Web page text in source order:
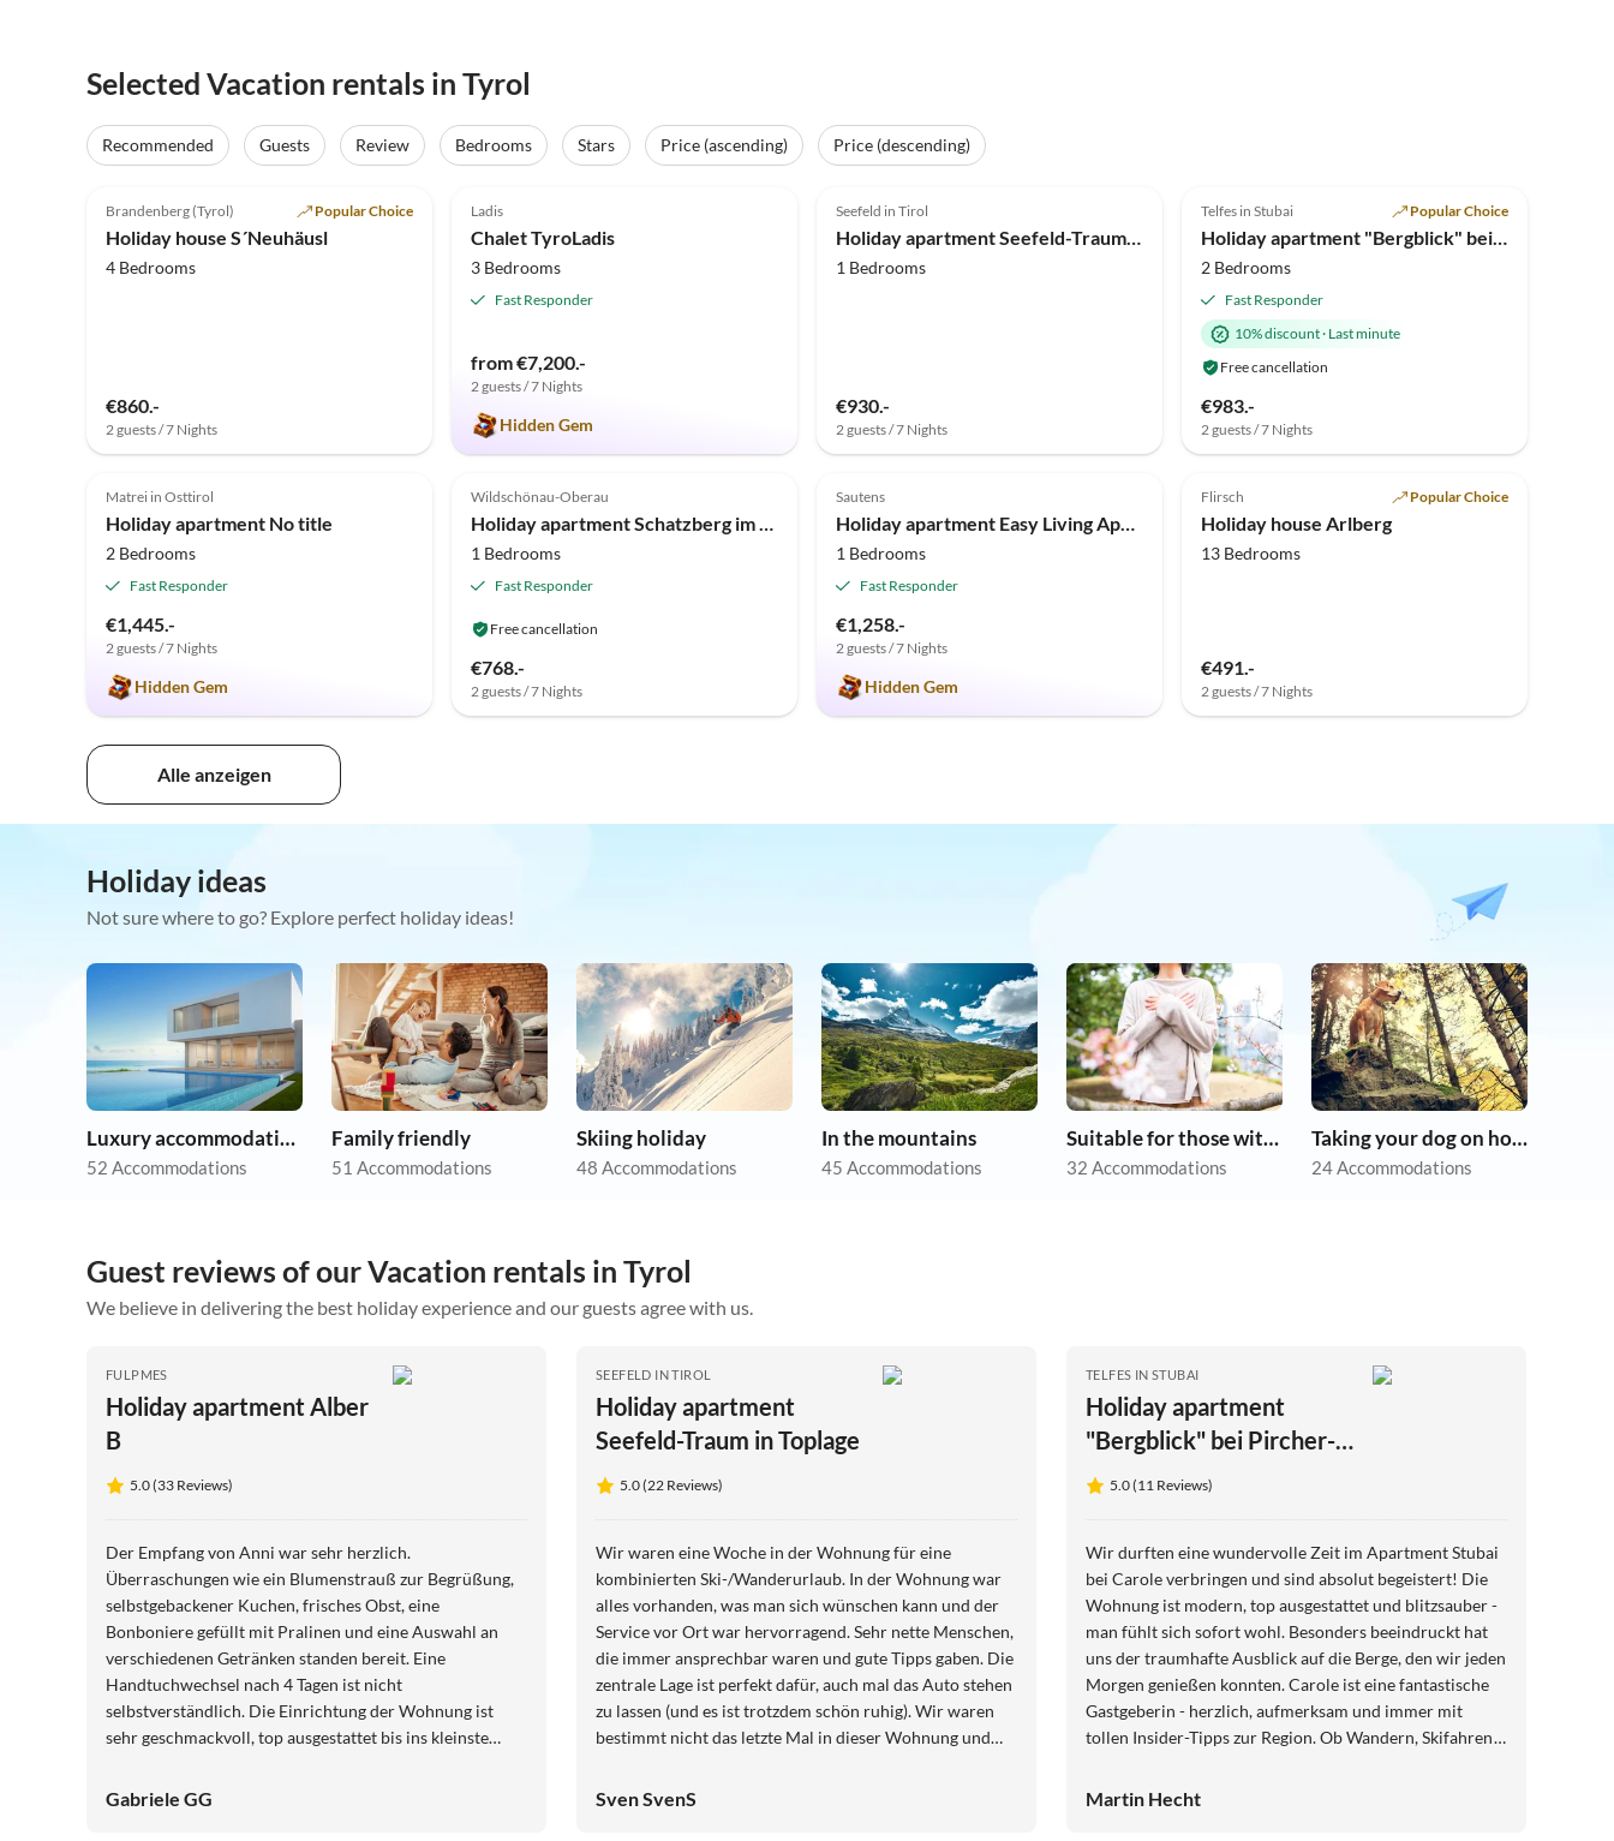
Selected Vacation rentals in Tyrol
Recommended Guests Review Bedrooms Stars Price (ascending)
Price (descending)
Brandenberg (Tyrol) Popular Choice
Holiday house S´Neuhäusl
4 Bedrooms
€860.-
2 guests / 7 Nights
Top-Listing
Ladis
Chalet TyroLadis
3 Bedrooms
Fast Responder
from €7,200.-
2 guests / 7 Nights
Hidden Gem
Seefeld in Tirol
Holiday apartment Seefeld-Traum in Toplage
1 Bedrooms
€930.-
2 guests / 7 Nights
Telfes in Stubai Popular Choice
Holiday apartment "Bergblick" bei Pircher-Maes
2 Bedrooms
Fast Responder
10% discount· Last minute
Free cancellation
€983.-
2 guests / 7 Nights
5.0 (7)
Matrei in Osttirol
Holiday apartment No title
2 Bedrooms
Fast Responder
€1,445.-
2 guests / 7 Nights
Hidden Gem
5.0 (5)
Wildschönau-Oberau
Holiday apartment Schatzberg im Haus Moosanger
1 Bedrooms
Fast Responder
Free cancellation
€768.-
2 guests / 7 Nights
4.9 (2)
Sautens
Holiday apartment Easy Living Apartment Ötztal
1 Bedrooms
Fast Responder
€1,258.-
2 guests / 7 Nights
Hidden Gem
Top-Listing
Flirsch Popular Choice
Holiday house Arlberg
13 Bedrooms
€491.-
2 guests / 7 Nights
Alle anzeigen
Holiday ideas
Not sure where to go? Explore perfect holiday ideas!
Luxury accommodation
52 Accommodations
Family friendly
51 Accommodations
Skiing holiday
48 Accommodations
In the mountains
45 Accommodations
Suitable for those with allergies
32 Accommodations
Taking your dog on holiday
24 Accommodations
Guest reviews of our Vacation rentals in Tyrol
We believe in delivering the best holiday experience and our guests agree with us.
FULPMES
Holiday apartment Alber
B
5.0 (33 Reviews)
Der Empfang von Anni war sehr herzlich.
Überraschungen wie ein Blumenstrauß zur Begrüßung,
selbstgebackener Kuchen, frisches Obst, eine
Bonboniere gefüllt mit Pralinen und eine Auswahl an
verschiedenen Getränken standen bereit. Eine
Handtuchwechsel nach 4 Tagen ist nicht
selbstverständlich. Die Einrichtung der Wohnung ist
sehr geschmackvoll, top ausgestattet bis ins kleinste
zentral. Geschätzt haben wir die netten Plaudereien und
Gabriele GG
SEEFELD IN TIROL
Holiday apartment
Seefeld-Traum in Toplage
5.0 (22 Reviews)
Wir waren eine Woche in der Wohnung für eine
kombinierten Ski-/Wanderurlaub. In der Wohnung war
alles vorhanden, was man sich wünschen kann und der
Service vor Ort war hervorragend. Sehr nette Menschen,
die immer ansprechbar waren und gute Tipps gaben. Die
zentrale Lage ist perfekt dafür, auch mal das Auto stehen
zu lassen (und es ist trotzdem schön ruhig). Wir waren
bestimmt nicht das letzte Mal in dieser Wohnung und
uneingeschränkt empfehlen.
Sven SvenS
TELFES IN STUBAI
Holiday apartment
"Bergblick" bei Pircher-
Maes
5.0 (11 Reviews)
Wir durften eine wundervolle Zeit im Apartment Stubai
bei Carole verbringen und sind absolut begeistert! Die
Wohnung ist modern, top ausgestattet und blitzsauber -
man fühlt sich sofort wohl. Besonders beeindruckt hat
uns der traumhafte Ausblick auf die Berge, den wir jeden
Morgen genießen konnten. Carole ist eine fantastische
Gastgeberin - herzlich, aufmerksam und immer mit
tollen Insider-Tipps zur Region. Ob Wandern, Skifahren
Apartments ist perfekt für jede Art von Urlaub. Wir
Martin Hecht